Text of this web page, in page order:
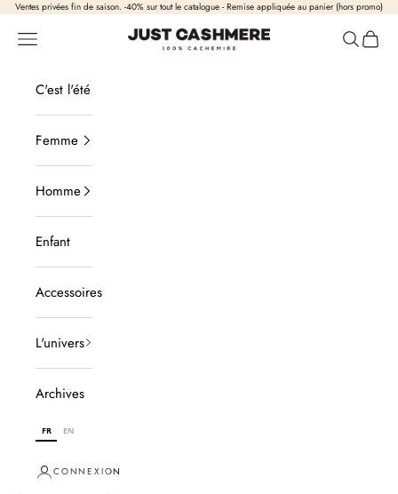
Passer au contenu
Ventes privées fin de saison. -40% sur tout le catalogue - Remise appliquée au panier (hors promo)
Just Cashmere
Ouvrir la navigation Ouvrir la
Voir
C'est l'été
Femme
Homme
Enfant
Accessoires
L'univers
Archives
FR EN
CONNEXION